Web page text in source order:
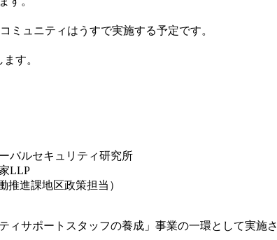
ミュニティはうすで実施する予定です。
す。
バルセキュリティ研究所
LLP
推進課地区政策担当）
サポートスタッフの養成」事業の一環として実施さ